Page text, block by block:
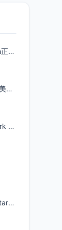
七牛云已经能用上Deepseek-V4-Flash正式版了，点此领取300万Token
美国第一证券开户 + WISE入金 + 购买美股全流程分享
还在用老式 SSH 工具？Termark 新一代跨平台智能SSH客户端了解一下
全球多币种账户 + 海外实体借记卡，Starryblu开户教程与注意事项